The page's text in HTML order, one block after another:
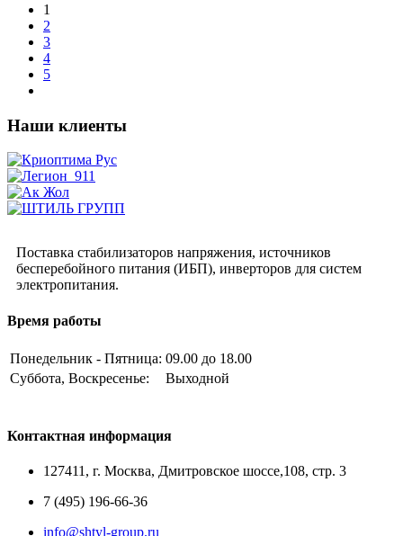
1
2
3
4
5
Наши клиенты
Поставка стабилизаторов напряжения, источников
бесперебойного питания (ИБП), инверторов для систем
электропитания.
Время работы
Понедельник - Пятница: 09.00 до 18.00
Суббота, Воскресенье:
Выходной
Контактная информация
127411, г. Москва, Дмитровское шоссе,108, стр. 3
7 (495) 196-66-36
info@shtyl-group.ru